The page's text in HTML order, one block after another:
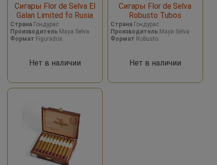
Сигары Flor de Selva El
Galan Limited fo Rusia
Страна Гондурас
Производитель Maya Selva
Формат Figurados
Нет в наличии
Сигары Flor de Selva
Robusto Tubos
СтранаГондурас
ПроизводительMaya Selva
Формат Robusto
Нет в наличии